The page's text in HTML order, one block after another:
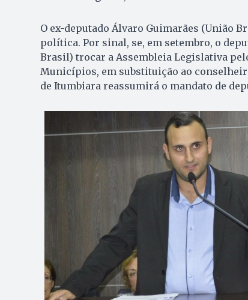
O ex-deputado Álvaro Guimarães (União
política. Por sinal, se, em setembro, o
Brasil) trocar a Assembleia Legislativa
Municípios, em substituição ao
de Itumbiara reassumirá o mandato de